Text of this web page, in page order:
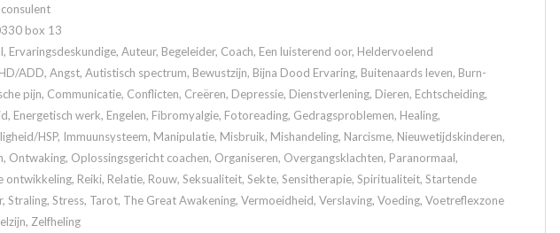
box 13
Ervaringsdeskundige, Auteur, Begeleider, Coach, Een luisterend oor, Heldervoelend
ADD, Angst, Autistisch spectrum, Bewustzijn, Bijna Dood Ervaring, Buitenaards leven, Burn-
pijn, Communicatie, Conflicten, Creëren, Depressie, Dienstverlening, Dieren, Echtscheiding,
Energetisch werk, Engelen, Fibromyalgie, Fotoreading, Gedragsproblemen, Healing,
HSP, Immuunsysteem, Manipulatie, Misbruik, Mishandeling, Narcisme, Nieuwetijdskinderen,
Ontwaking, Oplossingsgericht coachen, Organiseren, Overgangsklachten, Paranormaal,
ontwikkeling, Reiki, Relatie, Rouw, Seksualiteit, Sekte, Sensitherapie, Spiritualiteit, Startende
Straling, Stress, Tarot, The Great Awakening, Vermoeidheid, Verslaving, Voeding, Voetreflexzone
Zelfheling